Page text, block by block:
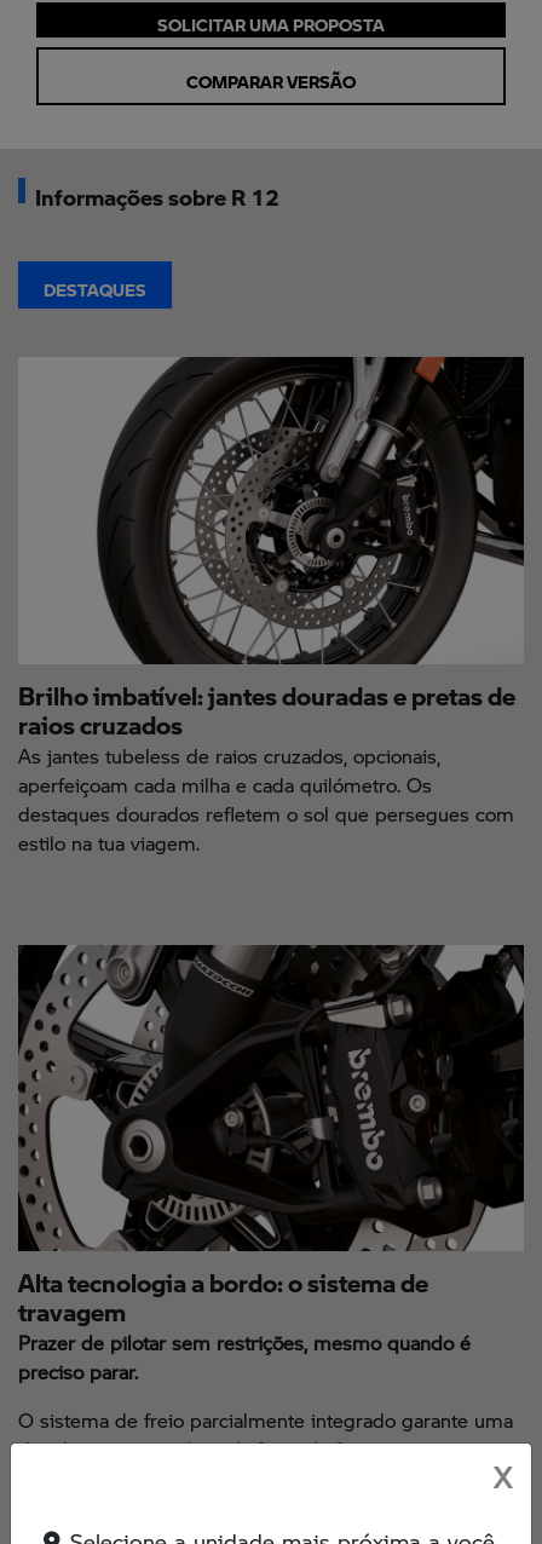
SOLICITAR UMA PROPOSTA
COMPARAR VERSÃO
Informações sobre R 12
DESTAQUES
Brilho imbatível: jantes douradas e pretas de
raios cruzados
As jantes tubeless de raios cruzados, opcionais,
aperfeiçoam cada milha e cada quilómetro. Os
destaques dourados refletem o sol que persegues com
estilo na tua viagem.
Alta tecnologia a bordo: o sistema de
travagem
Prazer de pilotar sem restrições, mesmo quando é
preciso parar.
O sistema de freio parcialmente integrado garante uma
distribuição automática da força de frenagem, com
X